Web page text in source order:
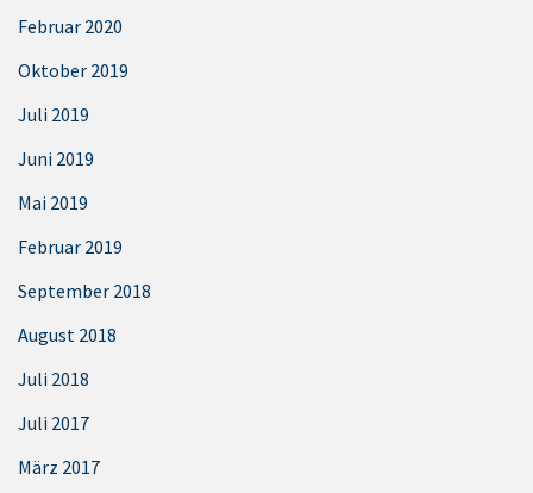
Februar 2020
Oktober 2019
Juli 2019
Juni 2019
Mai 2019
Februar 2019
September 2018
August 2018
Juli 2018
Juli 2017
März 2017